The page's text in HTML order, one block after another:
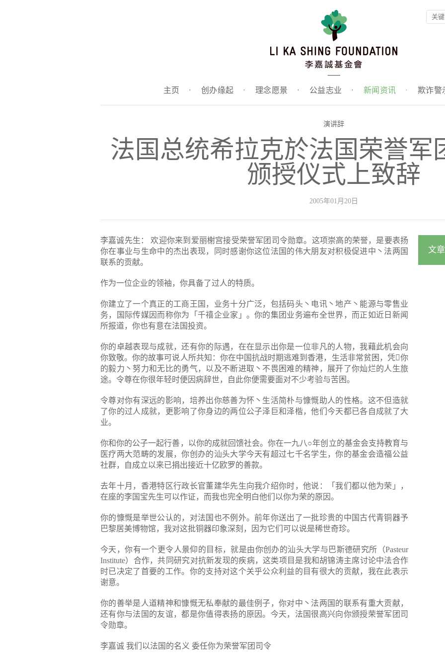
主页 · 创办缘起 · 理念愿景 · 公益志业 · 新闻资讯 · 欺诈警
演讲辞
法国总统希拉克於法国荣誉军
颁授仪式上致辞
2005年01月20日
李嘉诚先生：
欢迎你来到爱丽榭宫接受荣誉军团司令勋章。这项崇高的荣誉，是要表扬
你在事业与生命中的杰出表现，同时感谢你这位法国的伟大朋友对积极促进中丶法两国
联系的贡献。
作为一位企业的领袖，你具备了过人的特质。
你建立了一个真正的工商王国，业务十分广泛，包括码头丶电讯丶地产丶能源与零售业
务，国际传媒因而称你为「千禧企业家」。你的集团业务遍布全世界，而正如近日新闻
所报道，你也有意在法国投资。
你的卓越表现与成就，还有你的际遇，在在显示出你是一位非凡的人物，我藉此机会向
你致敬。你的故事可说人所共知：你在中国抗战时期逃难到香港，生活非常贫困，凭你
的毅力丶努力和无比的勇气，以及不断进取丶不畏困难的精神，展开了你灿烂的人生旅
途。令尊在你很年轻时便因病辞世，自此你便需要面对不少考验与苦困。
令尊对你有深远的影响，培养出你慈善为怀丶生活简朴与慷慨助人的性格。这不但造就
了你的过人成就，更影响了你身边的两位公子泽巨和泽楷，他们今天都已各自成就了大
业。
你和你的公子一起行善，以你的成就回馈社会。你在一九八○年创立的基金会支持教育与
医疗两大范畴的发展，你创办的汕头大学今天有超过七千名学生，你的基金会造福公益
社群，自成立以来已捐出接近十亿欧罗的善款。
去年十月，香港特区行政长官董建华先生向我介绍你时，他说：「我们都以他为荣」，
在座的李国宝先生可以作证，而我也完全明白他们以你为荣的原因。
你的慷慨是举世公认的，对法国也不例外。前年你送出了一批珍贵的中国古代青铜器予
巴黎居美博物馆，我对这批铜器印象深刻，因为它们可以说是稀世奇珍。
今天，你有一个更令人景仰的目标，就是由你创办的汕头大学与巴斯德研究所（Pasteur
Institute）合作，共同研究对抗新发现的疾病，这类项目是我和胡锦涛主席讨论中法合作
时已决定了首要的工作。你的支持对这个关乎公众利益的目有很大的贡献，我在此表示
谢意。
你的善举是人道精神和慷慨无私奉献的最佳例子，你对中丶法两国的联系有重大贡献，
还有你与法国的友谊，都是你值得表扬的原因。今天，法国很高兴向你颁授荣誉军团司
令勋章。
李嘉诚 我们以法国的名义 委任你为荣誉军团司令
文